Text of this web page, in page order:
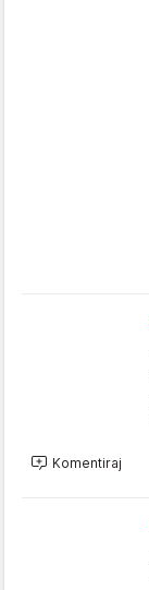
Komentiraj